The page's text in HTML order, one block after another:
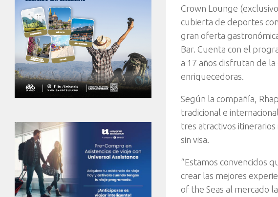
Crown Lounge
cubierta de deportes
gran oferta
Bar. Cuenta con el
a 17 años disfrutan de
enriquecedoras.
Según la compañía,
tradicional e
tres atractivos
sin visa.
“Estamos convencidos
crear las mejores
of the Seas al mercado